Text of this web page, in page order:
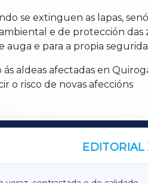
se extinguen as lapas,
e de protección
e para a propia
aldeas afectadas en
o risco de novas afeccións
EDITORIAL